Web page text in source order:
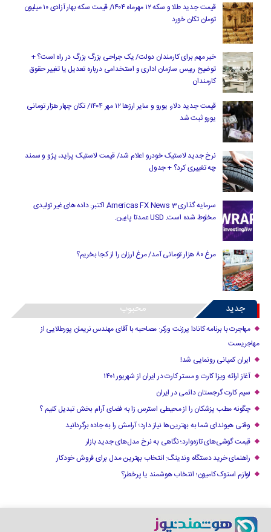
قیمت جدید طلا و سکه ۱۲ مهرماه ۱۴۰۴/ قیمت سکه بهار آزادی ۱۰ میلیون
تومان تکان خورد
خبر مهم برای کارمندان دولت/ یک جراحی بزرگ بزرگ در راه است؟ +
توضیح رییس سازمان اداری و استخدامی درباره تعدیل یا تغییر حقوق
کارمندان
قیمت جدید دلار، یورو و سایر ارزها ۱۲ مهر ۱۴۰۴/ تکان چهار هزار تومانی
یورو ثبت شد
نرخ جدید لاستیک خودرو اعلام شد/ قیمت لاستیک پراید، پژو و سمند
چه تغییری کرد؟ + جدول
سرمایه گذاری Americas FX News 3 اکتبر: داده های غیر تولیدی
مخلوط شده است. USD عمدتا پایین.
مرغ ۸۰ هزار تومانی آمد/ مرغ ارزان را از کجا بخریم؟
جدید محبوب
مهاجرت با برنامه کانادا پرزنت ورکر: مصاحبه با آقای مهندس نریمان پورطلایی از
مهاجریست
ایران کمپانی رونمایی شد!
آغاز ارائه ویزا کارت و مستر کارت در ایران از شهریور ۱۴۰۱
سیم کارت گرجستان دائمی در ایران
چگونه مطب پزشکان را از محیطی استرس زا به فضای آرام بخش تبدیل کنیم ؟
وقتی هیوندای شما به بهترین‌ها نیاز دارد؛ آرامش را به جاده برگردانید
قیمت گوشی‌های تازه‌وارد؛ نگاهی به نرخ مدل‌های جدید بازار
راهنمای خرید دستگاه وندینگ: انتخاب بهترین مدل برای فروش خودکار
لوازم استوک کامیون؛ انتخاب هوشمند یا پرخطر؟